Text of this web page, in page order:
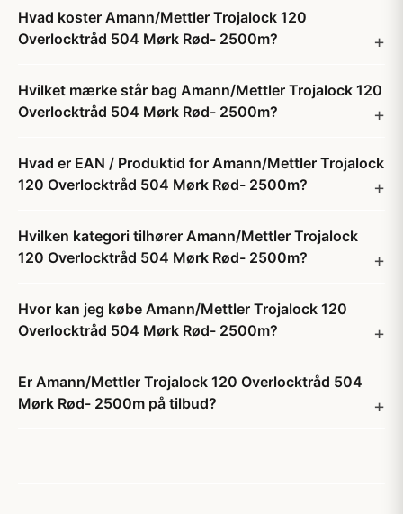
Hvad koster Amann/Mettler Trojalock 120
Overlocktråd 504 Mørk Rød- 2500m?
Hvilket mærke står bag Amann/Mettler Trojalock 120
Overlocktråd 504 Mørk Rød- 2500m?
Hvad er EAN / Produktid for Amann/Mettler Trojalock
120 Overlocktråd 504 Mørk Rød- 2500m?
Hvilken kategori tilhører Amann/Mettler Trojalock
120 Overlocktråd 504 Mørk Rød- 2500m?
Hvor kan jeg købe Amann/Mettler Trojalock 120
Overlocktråd 504 Mørk Rød- 2500m?
Er Amann/Mettler Trojalock 120 Overlocktråd 504
Mørk Rød- 2500m på tilbud?